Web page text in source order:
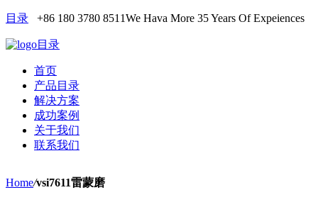
目录 +86 180 3780 8511We Hava More 35 Years Of Expeiences
目录
首页
产品目录
解决方案
成功案例
关于我们
联系我们
Home/vsi7611雷蒙磨